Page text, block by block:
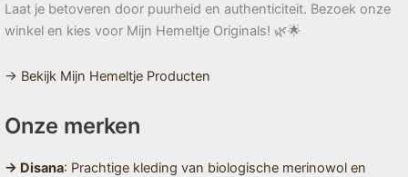
Laat je betoveren door puurheid en authenticiteit. Bezoek onze
winkel en kies voor Mijn Hemeltje Originals! 🌿🌟
→ Bekijk Mijn Hemeltje Producten
Onze merken
→ Disana: Prachtige kleding van biologische merinowol en